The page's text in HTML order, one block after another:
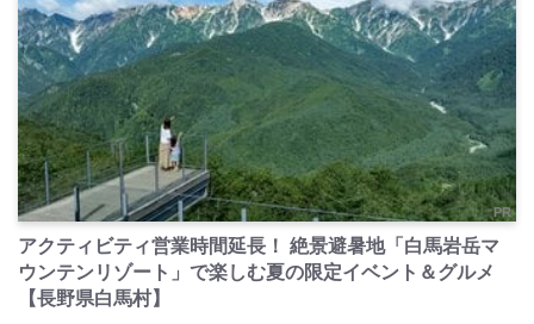
PR
アクティビティ営業時間延長！ 絶景避暑地「白馬岩岳マ
ウンテンリゾート」で楽しむ夏の限定イベント＆グルメ
【長野県白馬村】